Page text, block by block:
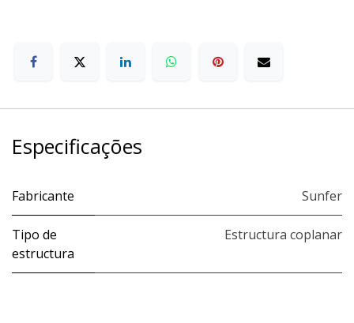
Especificações
Fabricante Sunfer
Tipo de
estructura
Estructura coplanar